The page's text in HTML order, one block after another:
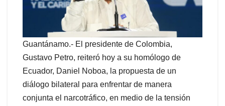
Guantánamo.- El presidente de Colombia,
Gustavo Petro, reiteró hoy a su homólogo de
Ecuador, Daniel Noboa, la propuesta de un
diálogo bilateral para enfrentar de manera
conjunta el narcotráfico, en medio de la tensión